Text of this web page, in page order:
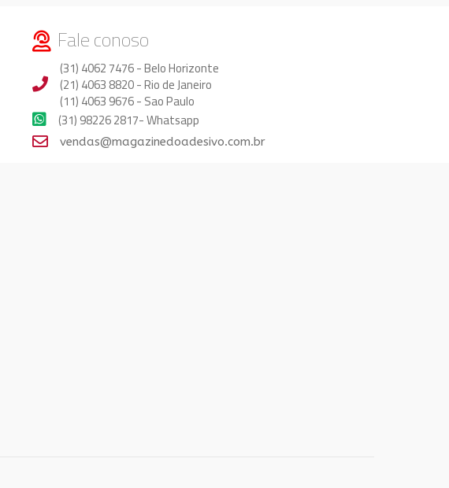
Duvidas
Fale conoso
(31) 4062 7476 - Belo Horizonte
(21) 4063 8820 - Rio de Janeiro
(11) 4063 9676 - Sao Paulo
(31) 98226 2817- Whatsapp
vendas@magazinedoadesivo.com.br